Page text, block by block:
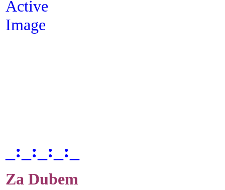
_:_:_:_:_
Za Dubem